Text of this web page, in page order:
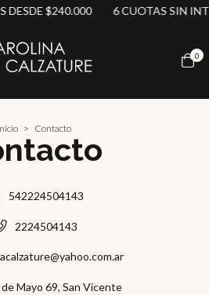
DESDE $240.000 6 CUOTAS SIN
0
> Contacto
542224504143
2224504143
de Mayo 69, San Vicente